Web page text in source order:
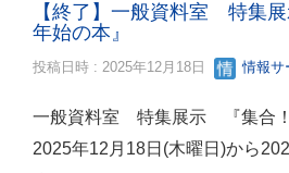
【終了】一般資料室 特集
年始の本』
投稿日時 : 2025年12月18日 情報サ
一般資料室 特集展示 『集合！
2025年12月18日(木曜日)から